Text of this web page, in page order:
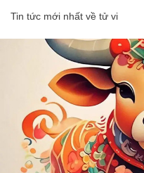
Tin tức mới nhất về tử vi